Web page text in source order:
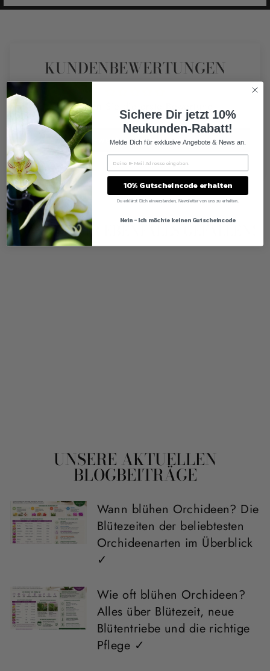
KUNDENBEWERTUNGEN
Schreiben Sie die erste Bewertung
Bewertung schreiben
KÖNNTE DIR EBENFALLS GEFALLEN!
UNSERE AKTUELLEN
BLOGBEITRÄGE
Wann blühen Orchideen? Die
Blütezeiten der beliebtesten
Orchideenarten im Überblick
✓
Wie oft blühen Orchideen?
Alles über Blütezeit, neue
Blütentriebe und die richtige
Pflege ✓
Sichere Dir jetzt 10%
Neukunden-Rabatt!
Melde Dich für exklusive Angebote & News an.
10% Gutscheincode erhalten
Du erklärst Dich einverstanden, Newsletter von uns zu erhalten.
Nein - Ich möchte keinen Gutscheincode